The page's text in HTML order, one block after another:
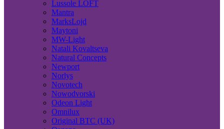
Lussole LOFT
Mantra
MarksLojd
Maytoni
MW-Light
Natali Kovaltseva
Natural Concepts
Newport
Norlys
Novotech
Nowodvorski
Odeon Light
Omnilux
Original BTC (UK)